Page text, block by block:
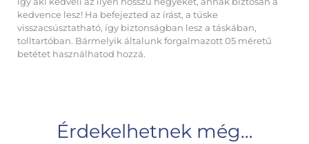
kedvence lesz! Ha befejezted az írást, a tüske
visszacsúsztatható, így biztonságban lesz a táskában,
tolltartóban. Bármelyik általunk forgalmazott 05 méretű
betétet használhatod hozzá.
Érdekelhetnek még…